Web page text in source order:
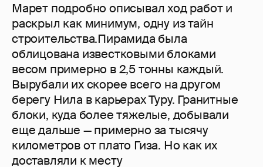
Марет подробно описывал ход работ и
раскрыл как минимум, одну из тайн
строительства.Пирамида была
облицована известковыми блоками
весом примерно в 2,5 тонны каждый.
Вырубали их скорее всего на другом
берегу Нила в карьерах Туру. Гранитные
блоки, куда более тяжелые, добывали
еще дальше — примерно за тысячу
километров от плато Гиза. Но как их
доставляли к месту